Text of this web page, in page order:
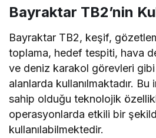
Bayraktar TB2’nin
Bayraktar TB2, keşif,
toplama, hedef tespiti, hava
ve deniz karakol görevleri
alanlarda kullanılmaktadır. Bu
sahip olduğu teknolojik
operasyonlarda etkili bir
kullanılabilmektedir.